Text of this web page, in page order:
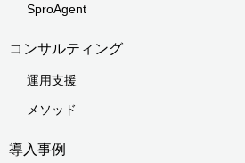
SproAgent
コンサルティング
運用支援
メソッド
導入事例